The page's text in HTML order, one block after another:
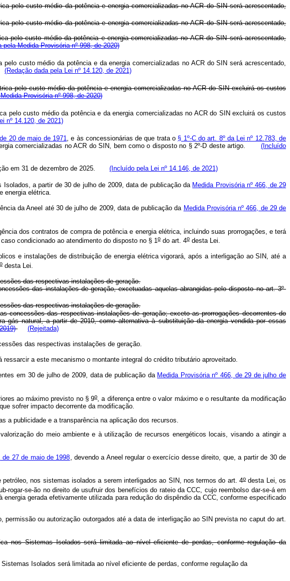
pelo custo médio da potência e energia comercializadas no ACR do SIN será acrescentado,
pelo custo médio da potência e energia comercializadas no ACR do SIN será acrescentado,
pelo custo médio da potência e energia comercializadas no ACR do SIN será acrescentado,
pela Medida Provisória nº 998, de 2020)
custo médio da potência e da energia comercializadas no ACR do SIN será acrescentado,
(Redação dada pela Lei nº 14.120, de 2021)
pelo custo médio da potência e energia comercializadas no ACR do SIN excluirá os custos
Medida Provisória nº 998, de 2020)
pelo custo médio da potência e da energia comercializadas no ACR do SIN excluirá os custos
nº 14.120, de 2021)
20 de maio de 1971 , e às concessionárias de que trata o § 1º-C do art. 8º da Lei nº 12.783, de
comercializadas no ACR do SIN, bem como o disposto no § 2º-D deste artigo.(Incluído
em 31 de dezembro de 2025. (Incluído pela Lei nº 14.146, de 2021)
a partir de 30 de julho de 2009, data de publicação da Medida Provisória nº 466, de 29
energia elétrica.
da Aneel até 30 de julho de 2009, data de publicação da Medida Provisória nº 466, de 29 de
dos contratos de compra de potência e energia elétrica, incluindo suas prorrogações, e terá
condicionado ao atendimento do disposto no § 1o do art. 4o desta Lei.
e instalações de distribuição de energia elétrica vigorará, após a interligação ao SIN, até a
o desta Lei.
das respectivas instalações de geração.
das instalações de geração, excetuadas aquelas abrangidas pelo disposto no art. 3º-
das respectivas instalações de geração.
das respectivas instalações de geração; exceto as prorrogações decorrentes do
gás natural, a partir de 2010, como alternativa à substituição da energia vendida por essas
(Rejeitada)
das respectivas instalações de geração.
a este mecanismo o montante integral do crédito tributário aproveitado.
em 30 de julho de 2009, data de publicação da Medida Provisória nº 466, de 29 de julho de
ao máximo previsto no § 9o, a diferença entre o valor máximo e o resultante da modificação
sofrer impacto decorrente da modificação.
a publicidade e a transparência na aplicação dos recursos.
do meio ambiente e à utilização de recursos energéticos locais, visando a atingir a
27 de maio de 1998, devendo a Aneel regular o exercício desse direito, que, a partir de 30 de
nos sistemas isolados a serem interligados ao SIN, nos termos do art. 4o desta Lei, os
rogar-se-ão no direito de usufruir dos benefícios do rateio da CCC, cujo reembolso dar-se-á em
gerada efetivamente utilizada para redução do dispêndio da CCC, conforme especificado
ou autorização outorgados até a data de interligação ao SIN prevista no caput do art.
nos Sistemas Isolados será limitada ao nível eficiente de perdas, conforme regulação da
Isolados será limitada ao nível eficiente de perdas, conforme regulação da